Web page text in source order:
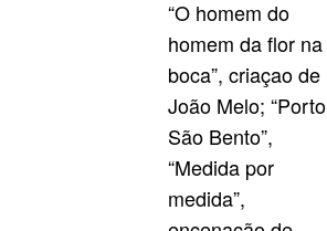
“O homem do
homem da flor na
boca”, criaçao de
João Melo; “Porto
São Bento”,
“Medida por
medida”,